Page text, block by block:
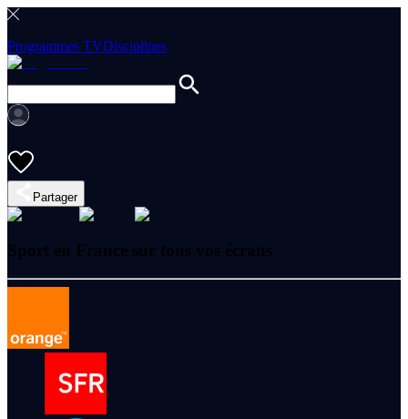
Programmes TVDisciplines
Partager
Sport en France sur tous vos écrans